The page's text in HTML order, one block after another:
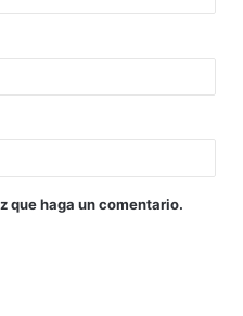
que haga un comentario.